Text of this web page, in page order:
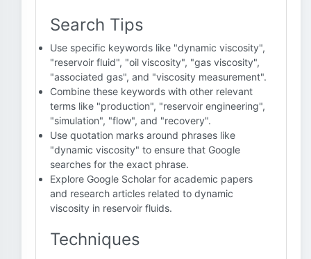
Search Tips
Use specific keywords like "dynamic viscosity",
"reservoir fluid", "oil viscosity", "gas viscosity",
"associated gas", and "viscosity measurement".
Combine these keywords with other relevant
terms like "production", "reservoir engineering",
"simulation", "flow", and "recovery".
Use quotation marks around phrases like
"dynamic viscosity" to ensure that Google
searches for the exact phrase.
Explore Google Scholar for academic papers
and research articles related to dynamic
viscosity in reservoir fluids.
Techniques